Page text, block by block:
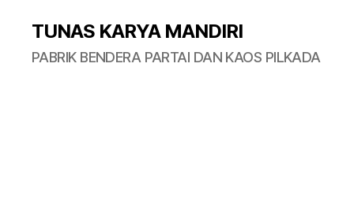
TUNAS KARYA MANDIRI
PABRIK BENDERA PARTAI DAN KAOS PILKADA